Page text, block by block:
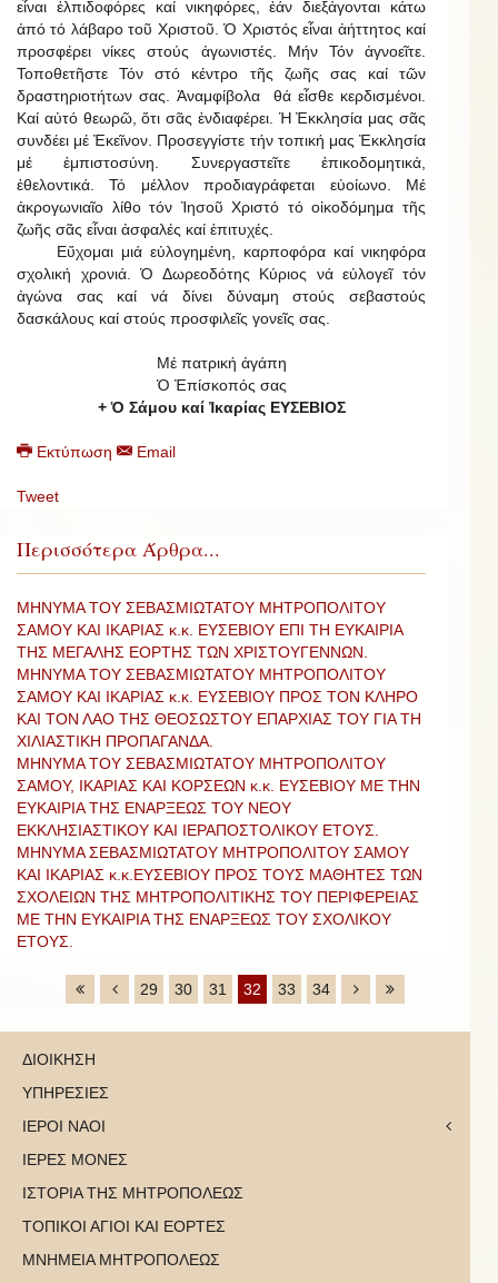
εἶναι ἐλπιδοφόρες καί νικηφόρες, ἐάν διεξάγονται κάτω
ἀπό τό λάβαρο τοῦ Χριστοῦ. Ὁ Χριστός εἶναι ἀήττητος καί
προσφέρει νίκες στούς ἀγωνιστές. Μήν Τόν ἀγνοεῖτε.
Τοποθετῆστε Τόν στό κέντρο τῆς ζωῆς σας καί τῶν
δραστηριοτήτων σας. Ἀναμφίβολα θά εἶσθε κερδισμένοι.
Καί αὐτό θεωρῶ, ὅτι σᾶς ἐνδιαφέρει. Ἡ Ἐκκλησία μας σᾶς
συνδέει μέ Ἐκεῖνον. Προσεγγίστε τήν τοπική μας Ἐκκλησία
μέ ἐμπιστοσύνη. Συνεργαστεῖτε ἐπικοδομητικά,
ἐθελοντικά. Τό μέλλον προδιαγράφεται εὐοίωνο. Μέ
ἀκρογωνιαῖο λίθο τόν Ἰησοῦ Χριστό τό οἰκοδόμημα τῆς
ζωῆς σᾶς εἶναι ἀσφαλές καί ἐπιτυχές.
Εὔχομαι μιά εὐλογημένη, καρποφόρα καί νικηφόρα
σχολική χρονιά. Ὁ Δωρεοδότης Κύριος νά εὐλογεῖ τόν
ἀγώνα σας καί νά δίνει δύναμη στούς σεβαστούς
δασκάλους καί στούς προσφιλεῖς γονεῖς σας.
Μέ πατρική ἀγάπη
Ὁ Ἐπίσκοπός σας
+ Ὁ Σάμου καί Ἰκαρίας ΕΥΣΕΒΙΟΣ
Εκτύπωση Email
Tweet
Περισσότερα Άρθρα...
ΜΗΝΥΜΑ ΤΟΥ ΣΕΒΑΣΜΙΩΤΑΤΟΥ ΜΗΤΡΟΠΟΛΙΤΟΥ
ΣΑΜΟΥ ΚΑΙ ΙΚΑΡΙΑΣ κ.κ. ΕΥΣΕΒΙΟΥ ΕΠΙ ΤΗ ΕΥΚΑΙΡΙΑ
ΤΗΣ ΜΕΓΑΛΗΣ ΕΟΡΤΗΣ ΤΩΝ ΧΡΙΣΤΟΥΓΕΝΝΩΝ.
ΜΗΝΥΜΑ ΤΟΥ ΣΕΒΑΣΜΙΩΤΑΤΟΥ ΜΗΤΡΟΠΟΛΙΤΟΥ
ΣΑΜΟΥ ΚΑΙ ΙΚΑΡΙΑΣ κ.κ. ΕΥΣΕΒΙΟΥ ΠΡΟΣ ΤΟΝ ΚΛΗΡΟ
ΚΑΙ ΤΟΝ ΛΑΟ ΤΗΣ ΘΕΟΣΩΣΤΟΥ ΕΠΑΡΧΙΑΣ ΤΟΥ ΓΙΑ ΤΗ
ΧΙΛΙΑΣΤΙΚΗ ΠΡΟΠΑΓΑΝΔΑ.
ΜΗΝΥΜΑ ΤΟΥ ΣΕΒΑΣΜΙΩΤΑΤΟΥ ΜΗΤΡΟΠΟΛΙΤΟΥ
ΣΑΜΟΥ, ΙΚΑΡΙΑΣ ΚΑΙ ΚΟΡΣΕΩΝ κ.κ. ΕΥΣΕΒΙΟΥ ΜΕ ΤΗΝ
ΕΥΚΑΙΡΙΑ ΤΗΣ ΕΝΑΡΞΕΩΣ ΤΟΥ ΝΕΟΥ
ΕΚΚΛΗΣΙΑΣΤΙΚΟΥ ΚΑΙ ΙΕΡΑΠΟΣΤΟΛΙΚΟΥ ΕΤΟΥΣ.
ΜΗΝΥΜΑ ΣΕΒΑΣΜΙΩΤΑΤΟΥ ΜΗΤΡΟΠΟΛΙΤΟΥ ΣΑΜΟΥ
ΚΑΙ ΙΚΑΡΙΑΣ κ.κ.ΕΥΣΕΒΙΟΥ ΠΡΟΣ ΤΟΥΣ ΜΑΘΗΤΕΣ ΤΩΝ
ΣΧΟΛΕΙΩΝ ΤΗΣ ΜΗΤΡΟΠΟΛΙΤΙΚΗΣ ΤΟΥ ΠΕΡΙΦΕΡΕΙΑΣ
ΜΕ ΤΗΝ ΕΥΚΑΙΡΙΑ ΤΗΣ ΕΝΑΡΞΕΩΣ ΤΟΥ ΣΧΟΛΙΚΟΥ
ΕΤΟΥΣ.
29 30 31 32 33 34
ΔΙΟΙΚΗΣΗ
ΥΠΗΡΕΣΙΕΣ
ΙΕΡΟΙ ΝΑΟΙ
ΙΕΡΕΣ ΜΟΝΕΣ
ΙΣΤΟΡΙΑ ΤΗΣ ΜΗΤΡΟΠΟΛΕΩΣ
ΤΟΠΙΚΟΙ ΑΓΙΟΙ ΚΑΙ ΕΟΡΤΕΣ
ΜΝΗΜΕΙΑ ΜΗΤΡΟΠΟΛΕΩΣ